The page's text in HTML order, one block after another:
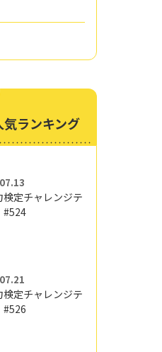
ランキング
検定チャレンジテ
#524
検定チャレンジテ
#526